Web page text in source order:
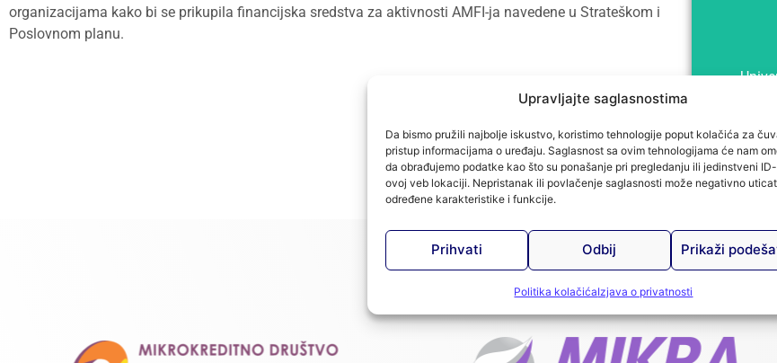
Upravljajte saglasnostima
Da bismo pružili najbolje iskustvo, koristimo tehnologije poput kolačića za
pristup informacijama o uređaju. Saglasnost sa ovim tehnologijama će nam
da obrađujemo podatke kao što su ponašanje pri pregledanju ili jedinstveni
ovoj veb lokaciji. Nepristanak ili povlačenje saglasnosti može negativno
određene karakteristike i funkcije.
Prihvati Odbij Prikaži
Politika kolačićaIzjava o privatnosti
organizacijama kako bi se prikupila financijska sredstva za aktivnosti AMFI-ja navedene u Strateškom i
Poslovnom planu.